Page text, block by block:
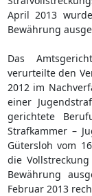
April 2013
Bewährung
Das
verurteilte den
2012 im
einer
gerichtete
Strafkammer –
Gütersloh vom
die
Bewährung
Februar 2013